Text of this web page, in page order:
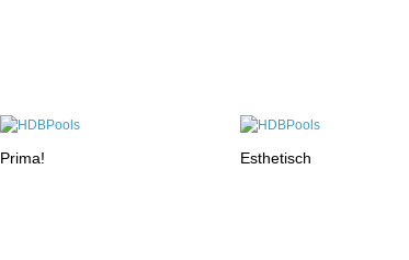
Prima! Esthetisch